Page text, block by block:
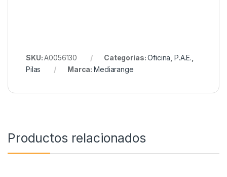
SKU:A0056130 Categorías:Oficina ,P.A.E.
Pilas
Marca:Mediarange
Productos relacionados